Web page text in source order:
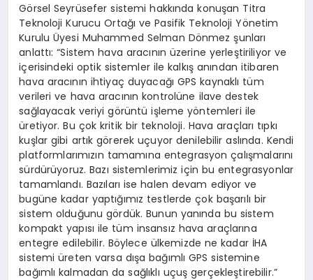
Görsel Seyrüsefer sistemi hakkında konuşan Titra
Teknoloji Kurucu Ortağı ve Pasifik Teknoloji Yönetim
Kurulu Üyesi Muhammed Selman Dönmez şunları
anlattı: “Sistem hava aracının üzerine yerleştiriliyor ve
içerisindeki optik sistemler ile kalkış anından itibaren
hava aracının ihtiyaç duyacağı GPS kaynaklı tüm
verileri ve hava aracının kontrolüne ilave destek
sağlayacak veriyi görüntü işleme yöntemleri ile
üretiyor. Bu çok kritik bir teknoloji. Hava araçları tıpkı
kuşlar gibi artık görerek uçuyor denilebilir aslında. Kendi
platformlarımızın tamamına entegrasyon çalışmalarını
sürdürüyoruz. Bazı sistemlerimiz için bu entegrasyonlar
tamamlandı. Bazıları ise halen devam ediyor ve
bugüne kadar yaptığımız testlerde çok başarılı bir
sistem olduğunu gördük. Bunun yanında bu sistem
kompakt yapısı ile tüm insansız hava araçlarına
entegre edilebilir. Böylece ülkemizde ne kadar İHA
sistemi üreten varsa dışa bağımlı GPS sistemine
bağımlı kalmadan da sağlıklı uçuş gerçekleştirebilir.”